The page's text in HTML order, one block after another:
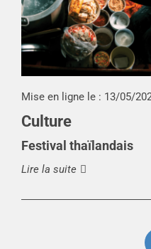
Mise en ligne le : 13/05/
Culture
Festival thaïlandais
Lire la suite